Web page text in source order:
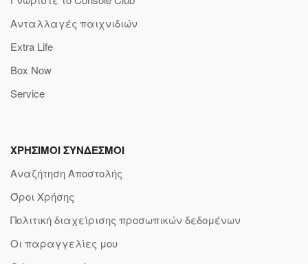
Ανταλλαγές παιχνιδιών
Extra Life
Box Now
Service
ΧΡΗΣΙΜΟΙ ΣΥΝΔΕΣΜΟΙ
Αναζήτηση Αποστολής
Όροι Χρήσης
Πολιτική διαχείρισης προσωπικών δεδομένων
Οι παραγγελίες μου